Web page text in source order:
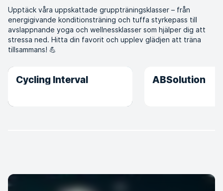
Upptäck våra uppskattade gruppträningsklasser – från
energigivande konditionsträning och tuffa styrkepass till
avslappnande yoga och wellnessklasser som hjälper dig att
stressa ned. Hitta din favorit och upplev glädjen att träna
tillsammans! 💪
Cycling Interval ABSolution